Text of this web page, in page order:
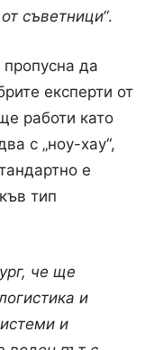
съветници“.
да
експерти от
работи като
с „ноу-хау“,
е
тип
че ще
и
и